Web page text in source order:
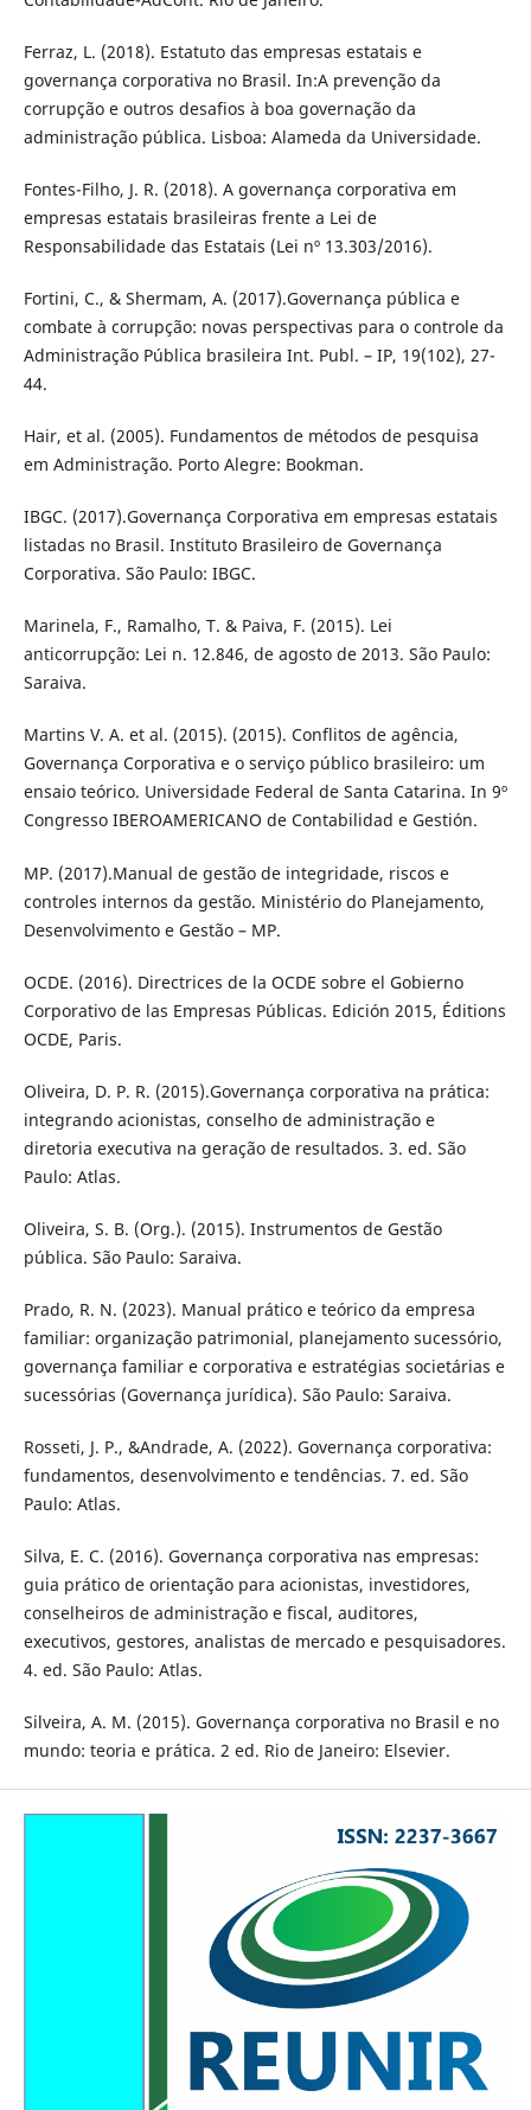
Ferraz, L. (2018). Estatuto das empresas estatais e
governança corporativa no Brasil. In:A prevenção da
corrupção e outros desafios à boa governação da
administração pública. Lisboa: Alameda da Universidade.
Fontes-Filho, J. R. (2018). A governança corporativa em
empresas estatais brasileiras frente a Lei de
Responsabilidade das Estatais (Lei nº 13.303/2016).
Fortini, C., & Shermam, A. (2017).Governança pública e
combate à corrupção: novas perspectivas para o controle da
Administração Pública brasileira Int. Publ. – IP, 19(102), 27-
44.
Hair, et al. (2005). Fundamentos de métodos de pesquisa
em Administração. Porto Alegre: Bookman.
IBGC. (2017).Governança Corporativa em empresas estatais
listadas no Brasil. Instituto Brasileiro de Governança
Corporativa. São Paulo: IBGC.
Marinela, F., Ramalho, T. & Paiva, F. (2015). Lei
anticorrupção: Lei n. 12.846, de agosto de 2013. São Paulo:
Saraiva.
Martins V. A. et al. (2015). (2015). Conflitos de agência,
Governança Corporativa e o serviço público brasileiro: um
ensaio teórico. Universidade Federal de Santa Catarina. In 9º
Congresso IBEROAMERICANO de Contabilidad e Gestión.
MP. (2017).Manual de gestão de integridade, riscos e
controles internos da gestão. Ministério do Planejamento,
Desenvolvimento e Gestão – MP.
OCDE. (2016). Directrices de la OCDE sobre el Gobierno
Corporativo de las Empresas Públicas. Edición 2015, Éditions
OCDE, Paris.
Oliveira, D. P. R. (2015).Governança corporativa na prática:
integrando acionistas, conselho de administração e
diretoria executiva na geração de resultados. 3. ed. São
Paulo: Atlas.
Oliveira, S. B. (Org.). (2015). Instrumentos de Gestão
pública. São Paulo: Saraiva.
Prado, R. N. (2023). Manual prático e teórico da empresa
familiar: organização patrimonial, planejamento sucessório,
governança familiar e corporativa e estratégias societárias e
sucessórias (Governança jurídica). São Paulo: Saraiva.
Rosseti, J. P., &Andrade, A. (2022). Governança corporativa:
fundamentos, desenvolvimento e tendências. 7. ed. São
Paulo: Atlas.
Silva, E. C. (2016). Governança corporativa nas empresas:
guia prático de orientação para acionistas, investidores,
conselheiros de administração e fiscal, auditores,
executivos, gestores, analistas de mercado e pesquisadores.
4. ed. São Paulo: Atlas.
Silveira, A. M. (2015). Governança corporativa no Brasil e no
mundo: teoria e prática. 2 ed. Rio de Janeiro: Elsevier.